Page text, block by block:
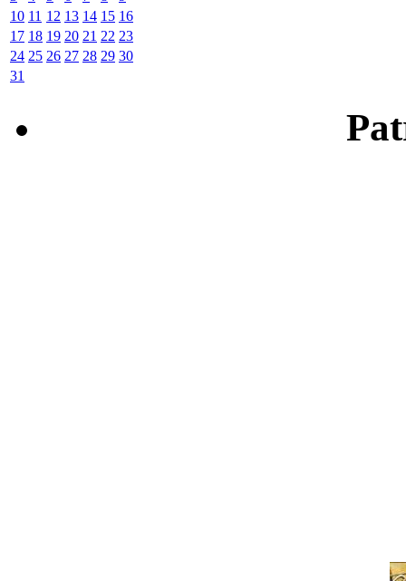
10 11 12 13 14 15 16
17 18 19 20 21 22 23
24 25 26 27 28 29 30
31